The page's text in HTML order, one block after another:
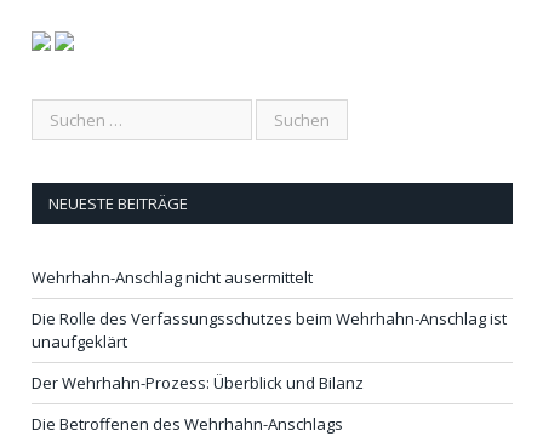
NEUESTE BEITRÄGE
Wehrhahn-Anschlag nicht ausermittelt
Die Rolle des Verfassungsschutzes beim Wehrhahn-Anschlag ist
unaufgeklärt
Der Wehrhahn-Prozess: Überblick und Bilanz
Die Betroffenen des Wehrhahn-Anschlags